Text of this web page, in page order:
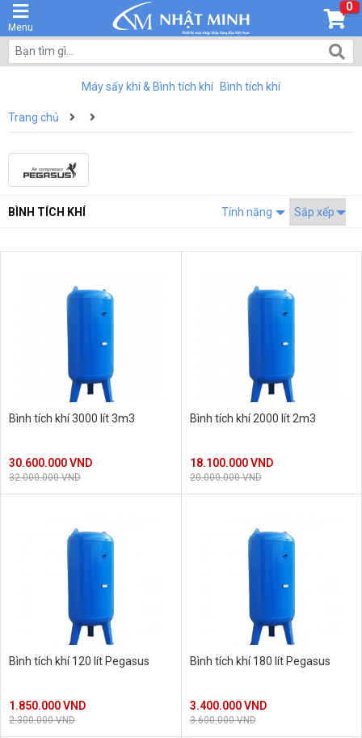
Menu
0
Trang chủ
Máy sấy khí & Bình tích khí Bình tích khí
BÌNH TÍCH KHÍ Tính năng
Bình tích khí 3000 lít 3m3
30.600.000 VND
32.000.000 VND
Bình tích khí 2000 lít 2m3
18.100.000 VND
20.000.000 VND
Bình tích khí 120 lít Pegasus
1.850.000 VND
2.300.000 VND
Bình tích khí 180 lít Pegasus
3.400.000 VND
3.600.000 VND